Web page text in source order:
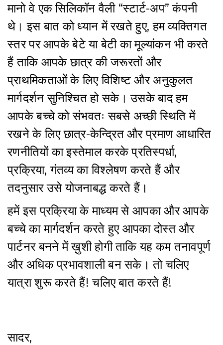
मानो वे एक सिलिकॉन वैली “स्टार्ट-अप” कंपनी
थे। इस बात को ध्यान में रखते हुए, हम व्यक्तिगत
स्तर पर आपके बेटे या बेटी का मूल्यांकन भी करते
हैं ताकि आपके छात्र की जरूरतों और
प्राथमिकताओं के लिए विशिष्ट और अनुकुलत
मार्गदर्शन सुनिश्चित हो सके। उसके बाद हम
आपके बच्चे को संभवतः सबसे अच्छी स्थिति में
रखने के लिए छात्र-केन्द्रित और प्रमाण आधारित
रणनीतियों का इस्तेमाल करके प्रतिस्पर्धा,
प्रक्रिया, गंतव्य का विश्लेषण करते हैं और
तदनुसार उसे योजनाबद्ध करते हैं।
हमें इस प्रक्रिया के माध्यम से आपका और आपके
बच्चे का मार्गदर्शन करते हुए आपका दोस्त और
पार्टनर बनने में ख़ुशी होगी ताकि यह कम तनावपूर्ण
और अधिक प्रभावशाली बन सके। तो चलिए
यात्रा शुरू करते हैं! चलिए बात करते हैं!
सादर,